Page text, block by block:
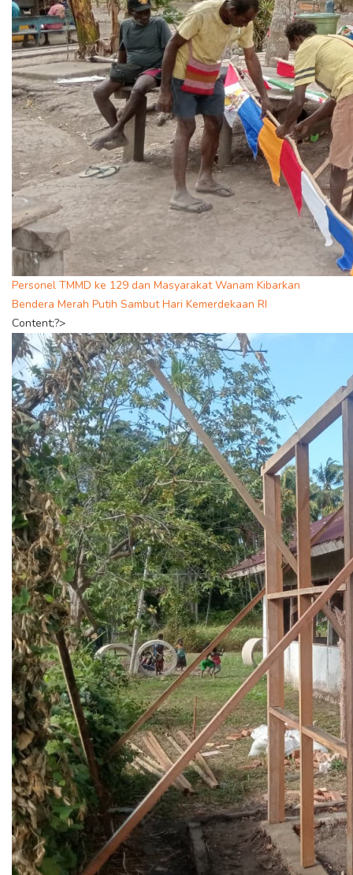
Personel TMMD ke 129 dan Masyarakat Wanam Kibarkan
Bendera Merah Putih Sambut Hari Kemerdekaan RI
Content;?>